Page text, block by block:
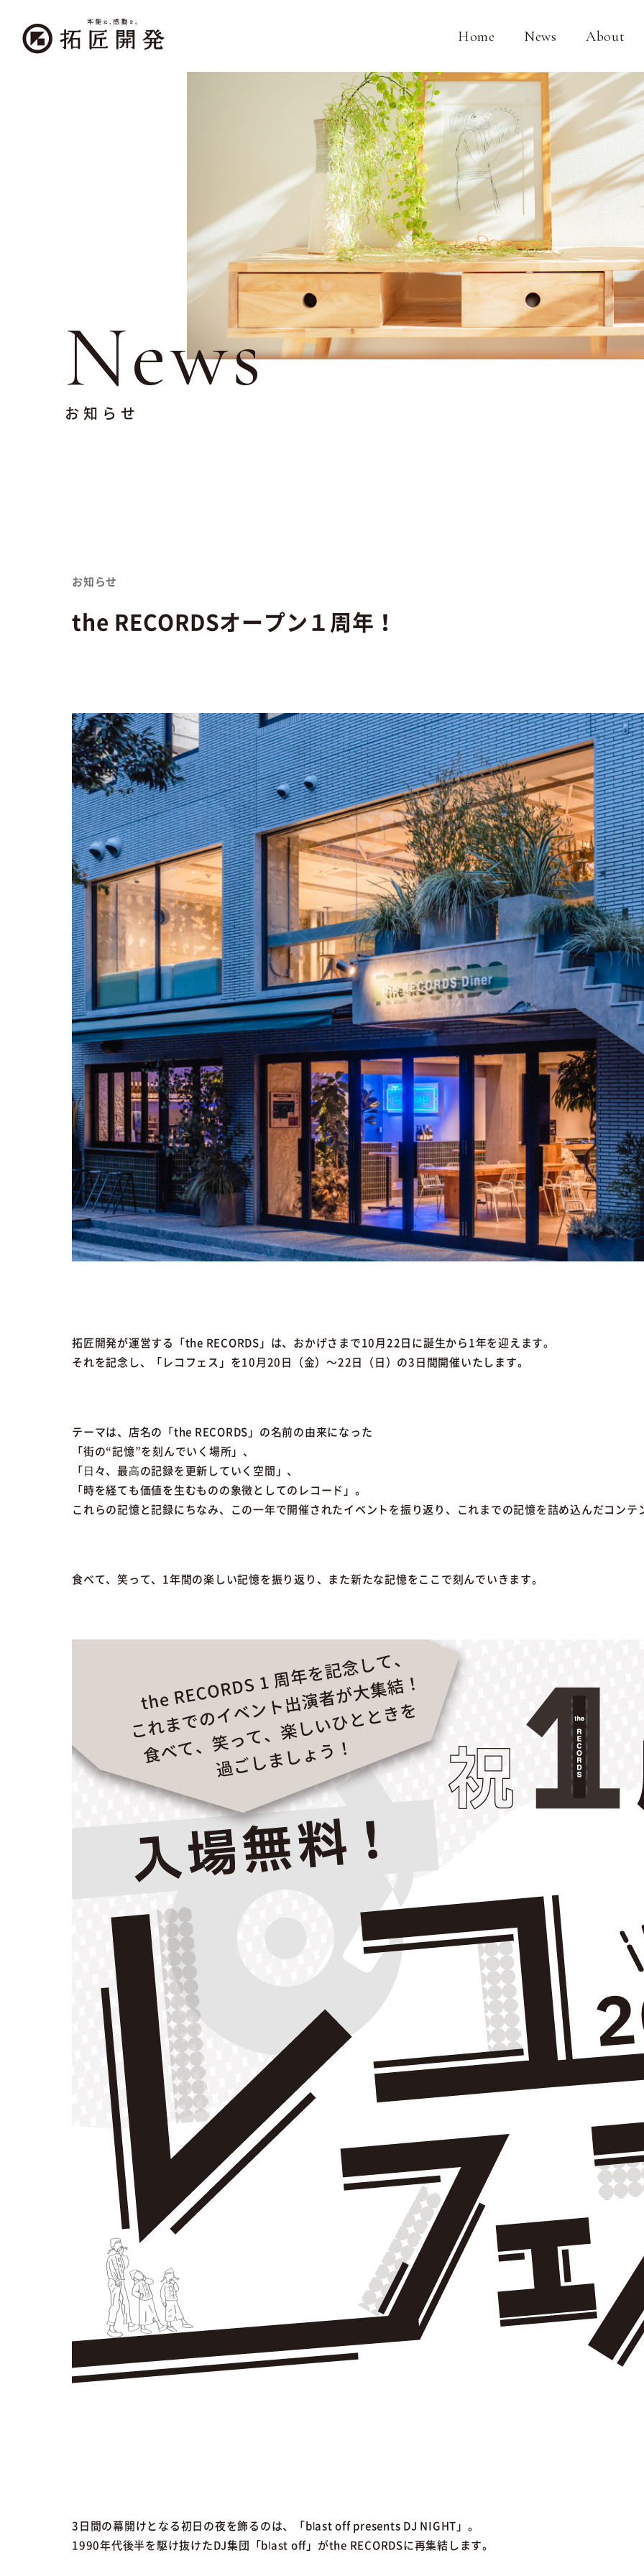
Home News About
News
お知らせ
お知らせ
the RECORDSオープン１周年！
拓匠開発が運営する「the RECORDS」は、おかげさまで10月22日に誕生から1年を迎えます。
それを記念し、「レコフェス」を10月20日（金）～22日（日）の3日間開催いたします。
テーマは、店名の「the RECORDS」の名前の由来になった
「街の“記憶”を刻んでいく場所」、
「⽇々、最⾼の記録を更新していく空間」、
「時を経ても価値を生むものの象徴としてのレコード」。
これらの記憶と記録にちなみ、この一年で開催されたイベントを振り返り、これまでの記憶を詰め込んだコンテ
食べて、笑って、1年間の楽しい記憶を振り返り、また新たな記憶をここで刻んでいきます。
3日間の幕開けとなる初日の夜を飾るのは、「blast off presents DJ NIGHT」。
1990年代後半を駆け抜けたDJ集団「blast off」がthe RECORDSに再集結します。